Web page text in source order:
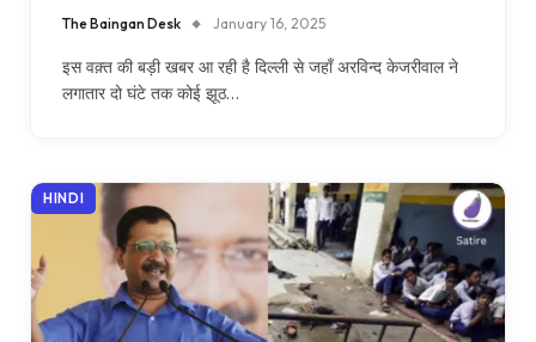
The Baingan Desk January 16, 2025
इस वक़्त की बड़ी खबर आ रही है दिल्ली से जहाँ अरविन्द केजरीवाल ने
लगातार दो घंटे तक कोई झूठ…
HINDI